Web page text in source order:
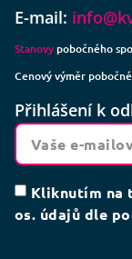
E-mail:
Stanovy pobočného
Cenový výměr
Přihlášení k
Kliknutím na
os. údajů dle